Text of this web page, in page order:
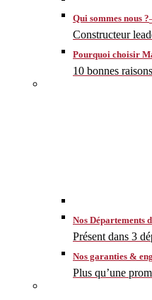
Qui sommes nous ?
Constructeur
Pourquoi choisir
10 bonnes
Nos Départements
Présent dans 3
Nos garanties &
Plus qu’une